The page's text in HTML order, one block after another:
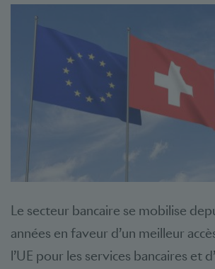
Le secteur bancaire se mobilise
années en faveur d’un meilleur
l’UE pour les services bancaires et